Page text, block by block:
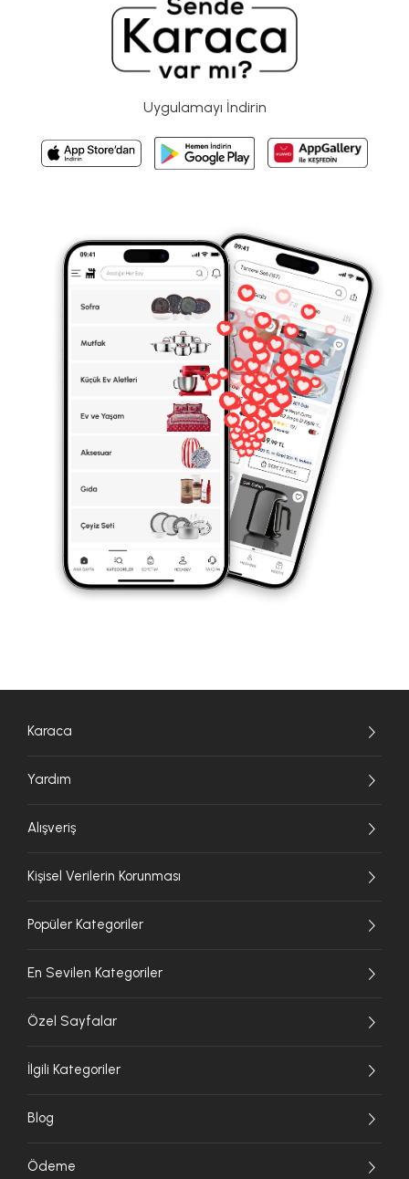
Uygulamayı İndirin
Karaca
Yardım
Alışveriş
Kişisel Verilerin Korunması
Popüler Kategoriler
En Sevilen Kategoriler
Özel Sayfalar
İlgili Kategoriler
Blog
Ödeme